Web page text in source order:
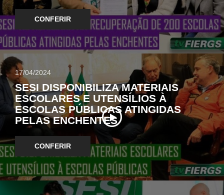
CONFERIR
17/04/2024
SESI DISPONIBILIZA MATERIAIS
ESCOLARES E UTENSÍLIOS À
ESCOLAS PÚBLICAS ATINGIDAS
PELAS ENCHENTES
CONFERIR